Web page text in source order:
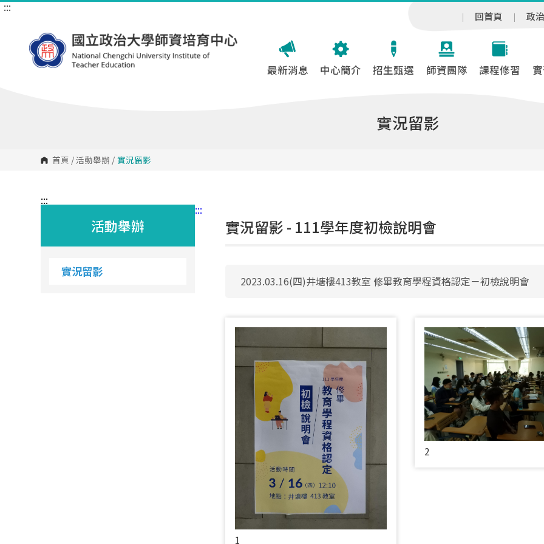
跳
:::
回首頁 政
最新消息 中心簡介 招生甄選 師資團隊 課程修習
實況留影
首頁 /活動舉辦 / 實況留影
:::
活動舉辦
實況留影
:::
實況留影 - 111學年度初檢說明會
2023.03.16(四)井塘樓413教室 修畢教育學程資格認定－初檢說明會
1
2